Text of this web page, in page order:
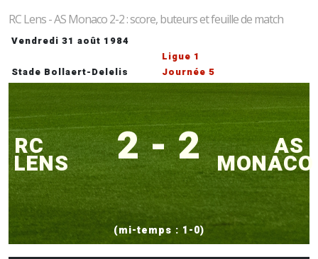
RC Lens - AS Monaco 2-2 : score, buteurs et feuille de match
Vendredi 31 août 1984
Stade Bollaert-Delelis
Ligue 1
Journée 5
RC
LENS 2 - 2 AS
MONACO
(mi-temps : 1-0)